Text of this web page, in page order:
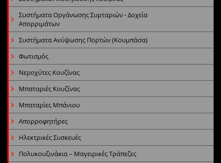
Συστήματα Οργάνωσης Συρταριών - Δοχεία
Απορριμάτων
Συστήματα Ανύψωσης Πορτών (Κουμπάσα)
Φωτισμός
Νεροχύτες Κουζίνας
Μπαταριές Κουζίνας
Μπαταρίες Μπάνιου
Απορροφητήρες
Ηλεκτρικές Συσκευές
Πολυκουζινάκια – Μαγειρικές Τράπεζες